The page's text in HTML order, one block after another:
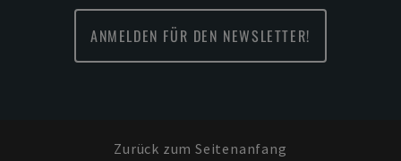
ANMELDEN FÜR DEN NEWSLETTER!
Zurück zum Seitenanfang